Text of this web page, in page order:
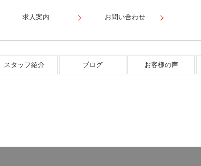
求人案内 お問い合わせ
スタッフ紹介 ブログ お客様の声